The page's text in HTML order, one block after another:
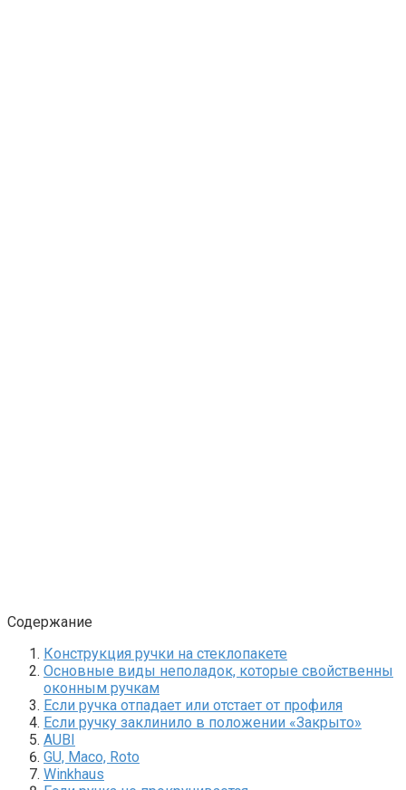
Содержание
Конструкция ручки на стеклопакете
Основные виды неполадок, которые свойственны
оконным ручкам
Если ручка отпадает или отстает от профиля
Если ручку заклинило в положении «Закрыто»
AUBI
GU, Maco, Roto
Winkhaus